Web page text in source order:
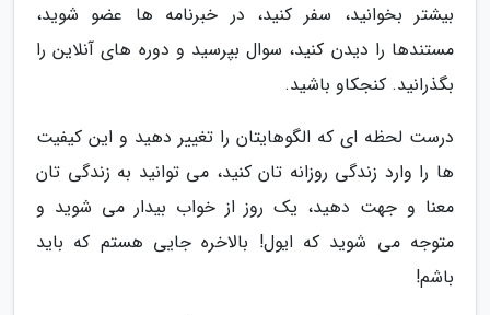
بیشتر بخوانید، سفر کنید، در خبرنامه ها عضو شوید،
مستندها را دیدن کنید، سوال بپرسید و دوره های آنلاین را
بگذرانید. کنجکاو باشید.
درست لحظه ای که الگوهایتان را تغییر دهید و این کیفیت
ها را وارد زندگی روزانه تان کنید، می توانید به زندگی تان
معنا و جهت دهید، یک روز از خواب بیدار می شوید و
متوجه می شوید که ایول! بالاخره جایی هستم که باید
باشم!